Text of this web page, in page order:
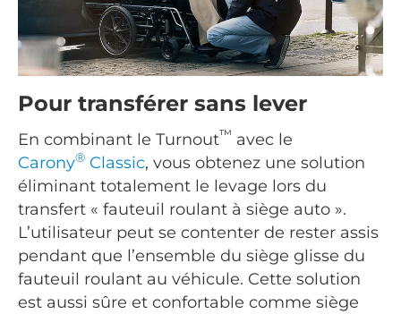
Pour transférer sans lever
En combinant le Turnout™ avec le
Carony® Classic, vous obtenez une solution
éliminant totalement le levage lors du
transfert « fauteuil roulant à siège auto ».
L’utilisateur peut se contenter de rester assis
pendant que l’ensemble du siège glisse du
fauteuil roulant au véhicule. Cette solution
est aussi sûre et confortable comme siège